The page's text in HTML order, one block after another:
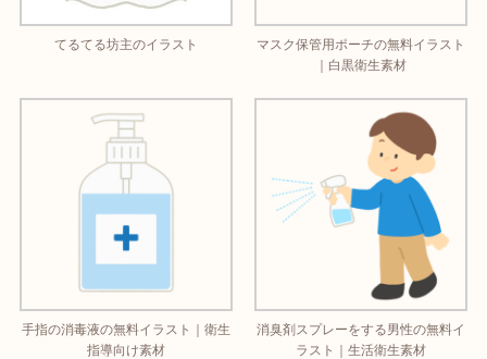
てるてる坊主のイラスト
マスク保管用ポーチの無料イラスト
｜白黒衛生素材
手指の消毒液の無料イラスト｜衛生
指導向け素材
消臭剤スプレーをする男性の無料イ
ラスト｜生活衛生素材